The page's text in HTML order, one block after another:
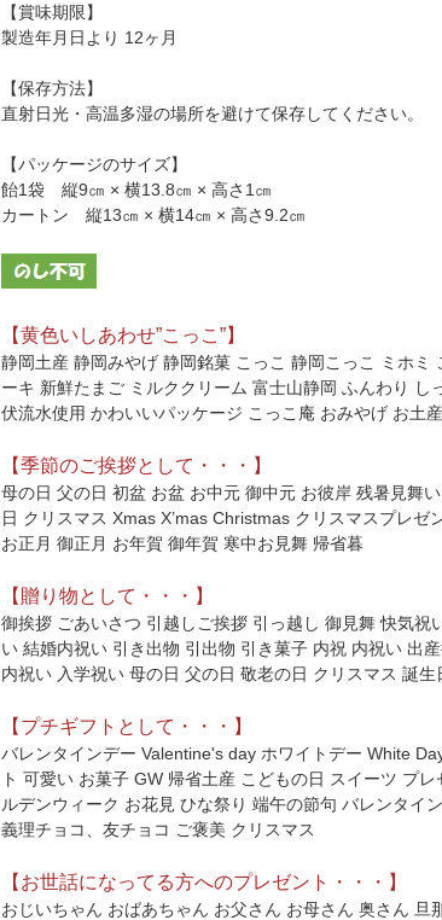
【賞味期限】
製造年月日より 12ヶ月
【保存方法】
直射日光・高温多湿の場所を避けて保存してください。
【パッケージのサイズ】
飴1袋 縦9㎝ × 横13.8㎝ × 高さ1㎝
カートン 縦13㎝ × 横14㎝ × 高さ9.2㎝
【黄色いしあわせ”こっこ”】
静岡土産 静岡みやげ 静岡銘菓 こっこ 静岡こっこ ミホミ
ーキ 新鮮たまご ミルククリーム 富士山静岡 ふんわり し
伏流水使用 かわいいパッケージ こっこ庵 おみやげ お土産
【季節のご挨拶として・・・】
母の日 父の日 初盆 お盆 お中元 御中元 お彼岸 残暑見舞
日 クリスマス Xmas X’mas Christmas クリスマスプレゼ
お正月 御正月 お年賀 御年賀 寒中お見舞 帰省暮
【贈り物として・・・】
御挨拶 ごあいさつ 引越しご挨拶 引っ越し 御見舞 快気祝
い 結婚内祝い 引き出物 引出物 引き菓子 内祝 内祝い 出
内祝い 入学祝い 母の日 父の日 敬老の日 クリスマス 誕生
【プチギフトとして・・・】
バレンタインデー Valentine's day ホワイトデー White
ト 可愛い お菓子 GW 帰省土産 こどもの日 スイーツ プ
ルデンウィーク お花見 ひな祭り 端午の節句 バレンタイ
義理チョコ、友チョコ ご褒美 クリスマス
【お世話になってる方へのプレゼント・・・】
おじいちゃん おばあちゃん お父さん お母さん 奥さん 旦